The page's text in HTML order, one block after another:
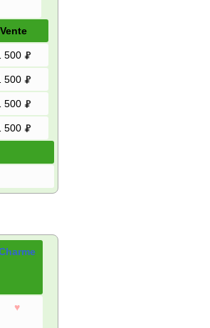
Vente
500
500
500
500
♥